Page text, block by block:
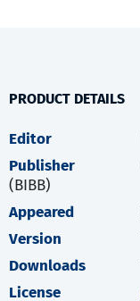
PRODUCT DETAILS
Editor
Publisher
(BIBB)
Appeared
Version
Downloads
License